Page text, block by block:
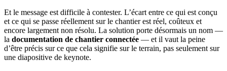
Et le message est difficile à contester. L’écart entre ce qui est conçu
et ce qui se passe réellement sur le chantier est réel, coûteux et
encore largement non résolu. La solution porte désormais un nom —
la documentation de chantier connectée — et il vaut la peine
d’être précis sur ce que cela signifie sur le terrain, pas seulement sur
une diapositive de keynote.